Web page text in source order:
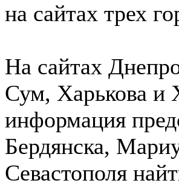
на сайтах трех
На сайтах
Сум, Харькова и
информация
Бердянска,
Севастополя